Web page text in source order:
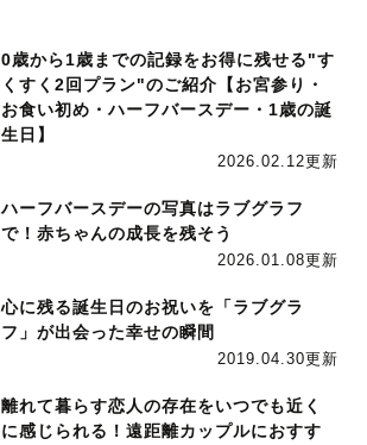
0歳から1歳までの記録をお得に残せる"す
くすく2回プラン"のご紹介【お宮参り・
お食い初め・ハーフバースデー・1歳の誕
生日】
2026.02.12更新
ハーフバースデーの写真はラブグラフ
で！赤ちゃんの成長を残そう
2026.01.08更新
心に残る誕生日のお祝いを「ラブグラ
フ」が出会った幸せの瞬間
2019.04.30更新
離れて暮らす恋人の存在をいつでも近く
に感じられる！遠距離カップルにおすす